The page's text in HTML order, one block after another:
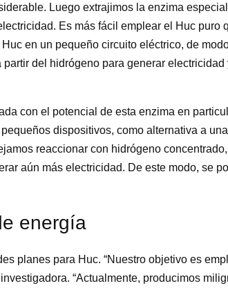
Luego extrajimos la enzima
Es más fácil emplear el Huc puro
en un pequeño circuito eléctrico, de
partir del hidrógeno para generar
con el potencial de esta enzima en
dispositivos, como alternativa a
reaccionar con hidrógeno
aún más electricidad. De este modo, se
energía
planes para Huc. “Nuestro objetivo es
“Actualmente, producimos